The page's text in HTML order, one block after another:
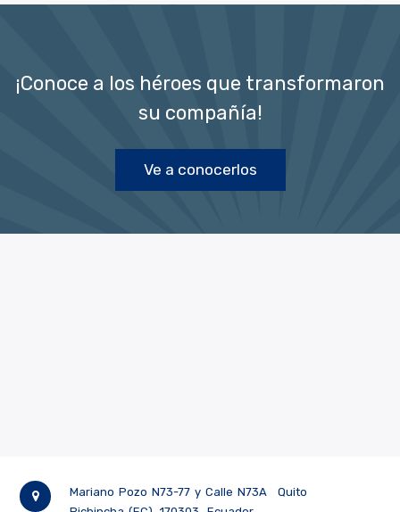
¡Conoce a los héroes que transformaron
su compañía!
Ve a conocerlos
Mariano Pozo N73-77 y Calle N73A
Quito